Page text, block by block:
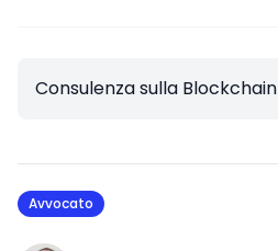
Consulenza sulla Blockchain
Avvocato